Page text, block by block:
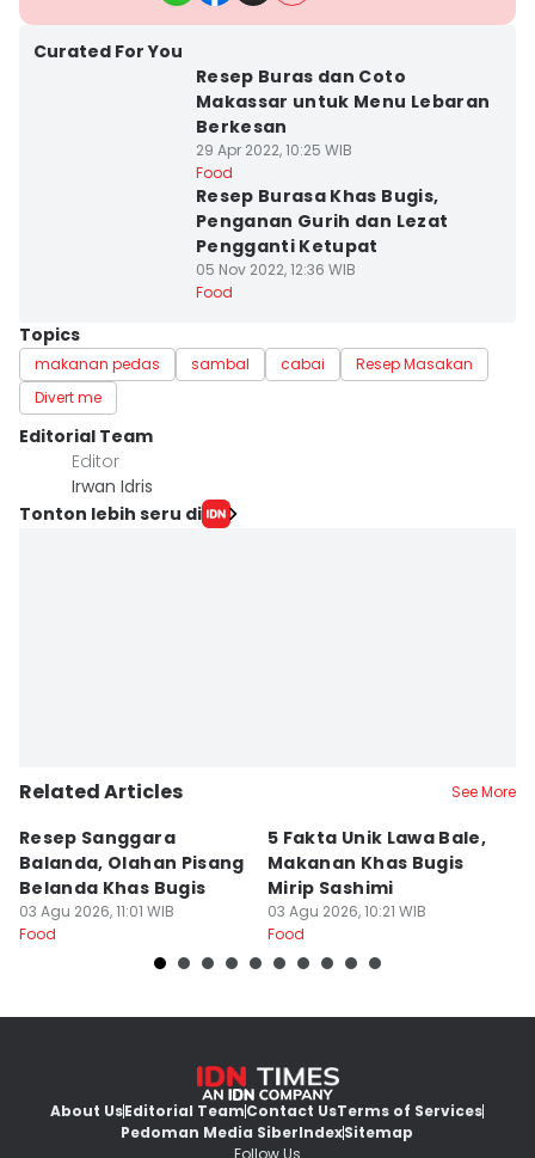
Curated For You
Resep Buras dan Coto
Makassar untuk Menu Lebaran
Berkesan
29 Apr 2022, 10:25 WIB
Food
Resep Burasa Khas Bugis,
Penganan Gurih dan Lezat
Pengganti Ketupat
05 Nov 2022, 12:36 WIB
Food
Topics
makanan pedas sambal cabai
Resep Masakan
Divert me
Editorial Team
Editor
Irwan Idris
Tonton lebih seru di
Related Articles See More
Resep Sanggara
Balanda, Olahan Pisang
Belanda Khas Bugis
03 Agu 2026, 11:01 WIB
Food
5 Fakta Unik Lawa Bale,
Makanan Khas Bugis
Mirip Sashimi
03 Agu 2026, 10:21 WIB
Food
About UsEditorial TeamContact UsTerms of Services
Pedoman Media SiberIndexSitemap
Follow Us